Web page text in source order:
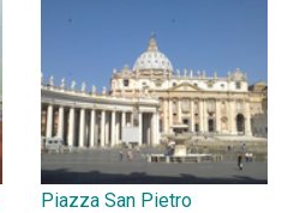
Piazza San Pietro